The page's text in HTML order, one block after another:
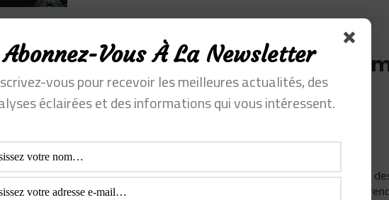
Comment ByteDance veut
les parents par une lampe
intelligente
L’éducation est un secteur qui aiguise les appétits de bien
compris ceux que l’on attendrait pas. L’un de ceux qui
Abonnez-Vous À La Newsletter
vous pour recevoir les meilleures actualités, des
éclairées et des informations qui vous intéressent.